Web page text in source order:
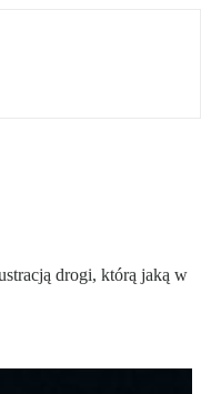
drogi, którą jaką w